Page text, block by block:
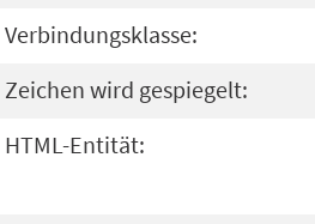
Verbindungsklasse:
Zeichen wird gespiegelt:
HTML-Entität: